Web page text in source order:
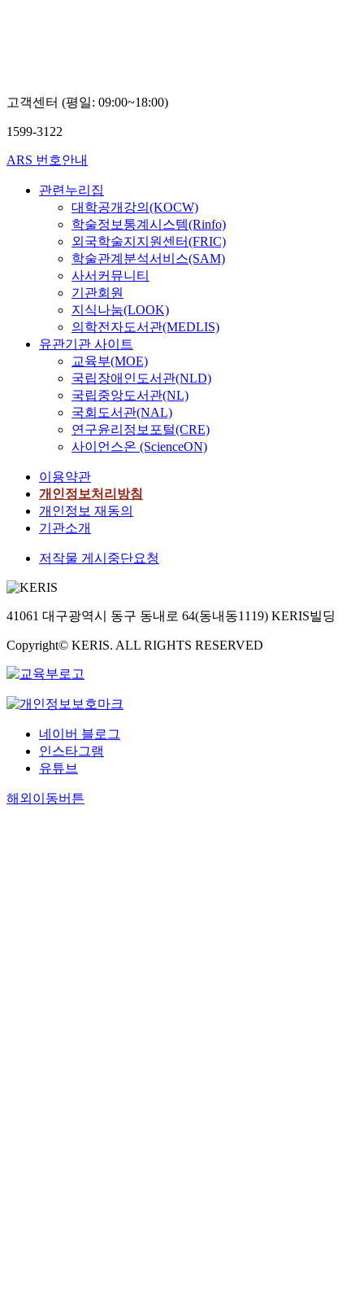
고객센터 (평일: 09:00~18:00)
1599-3122
ARS 번호안내
관련누리집
대학공개강의(KOCW)
학술정보통계시스템(Rinfo)
외국학술지지원센터(FRIC)
학술관계분석서비스(SAM)
사서커뮤니티
기관회원
지식나눔(LOOK)
의학전자도서관(MEDLIS)
유관기관 사이트
교육부(MOE)
국립장애인도서관(NLD)
국립중앙도서관(NL)
국회도서관(NAL)
연구윤리정보포털(CRE)
사이언스온 (ScienceON)
이용약관
개인정보처리방침
개인정보 재동의
기관소개
저작물 게시중단요청
41061 대구광역시 동구 동내로 64(동내동1119) KERIS빌딩
Copyright© KERIS. ALL RIGHTS RESERVED
네이버 블로그
인스타그램
유튜브
해외이동버튼